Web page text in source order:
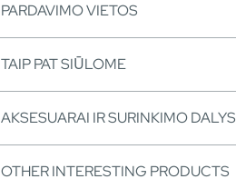
PARDAVIMO VIETOS
TAIP PAT SIŪLOME
AKSESUARAI IR SURINKIMO DALYS
OTHER INTERESTING PRODUCTS